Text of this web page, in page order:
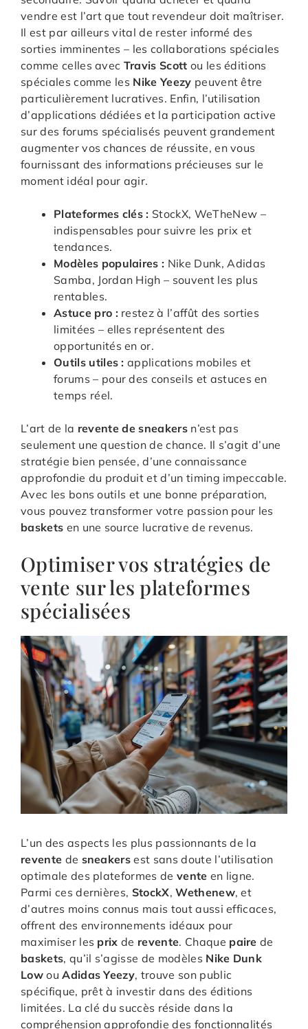
vendre est l’art que tout revendeur doit maîtriser.
Il est par ailleurs vital de rester informé des
sorties imminentes – les collaborations spéciales
comme celles avec Travis Scott ou les éditions
spéciales comme les Nike Yeezy peuvent être
particulièrement lucratives. Enfin, l’utilisation
d’applications dédiées et la participation active
sur des forums spécialisés peuvent grandement
augmenter vos chances de réussite, en vous
fournissant des informations précieuses sur le
moment idéal pour agir.
Plateformes clés : StockX, WeTheNew –
indispensables pour suivre les prix et
tendances.
Modèles populaires : Nike Dunk, Adidas
Samba, Jordan High – souvent les plus
rentables.
Astuce pro : restez à l’affût des sorties
limitées – elles représentent des
opportunités en or.
Outils utiles : applications mobiles et
forums – pour des conseils et astuces en
temps réel.
L’art de la revente de sneakersn’est pas
seulement une question de chance. Il s’agit d’une
stratégie bien pensée, d’une connaissance
approfondie du produit et d’un timing impeccable.
Avec les bons outils et une bonne préparation,
vous pouvez transformer votre passion pour les
baskets en une source lucrative de revenus.
Optimiser vos stratégies de
vente sur les plateformes
spécialisées
L’un des aspects les plus passionnants de la
revente de sneakers est sans doute l’utilisation
optimale des plateformes de vente en ligne.
Parmi ces dernières, StockX,Wethenew, et
d’autres moins connus mais tout aussi efficaces,
offrent des environnements idéaux pour
maximiser les prix de revente. Chaque paire de
baskets, qu’il s’agisse de modèles Nike Dunk
LowouAdidas Yeezy, trouve son public
spécifique, prêt à investir dans des éditions
limitées. La clé du succès réside dans la
compréhension approfondie des fonctionnalités